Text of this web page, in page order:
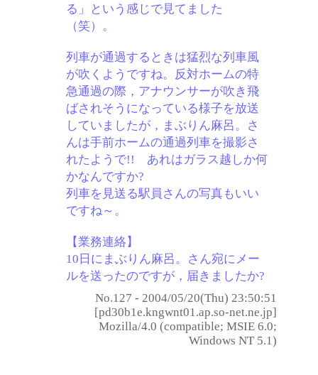
る」という感じで見てました
（笑）。
列車が通過するときは猛烈な列車風
が吹くようですね。反対ホームの特
急通過の際，アナウンサーが吹き飛
ばされそうになっている様子を放送
していましたが，まぶりん麻呂。さ
んは手前ホームの通過列車を撮影さ
れたようで!! あれはガラス越しか何
かなんですか?
列車を見送る駅員さんの写真もいい
ですね～。
【業務連絡】
10日にまぶりん麻呂。さん宛にメー
ルを送ったのですが，届きましたか?
No.127 - 2004/05/20(Thu) 23:50:51
[pd30b1e.kngwnt01.ap.so-net.ne.jp]
Mozilla/4.0 (compatible; MSIE 6.0;
Windows NT 5.1)